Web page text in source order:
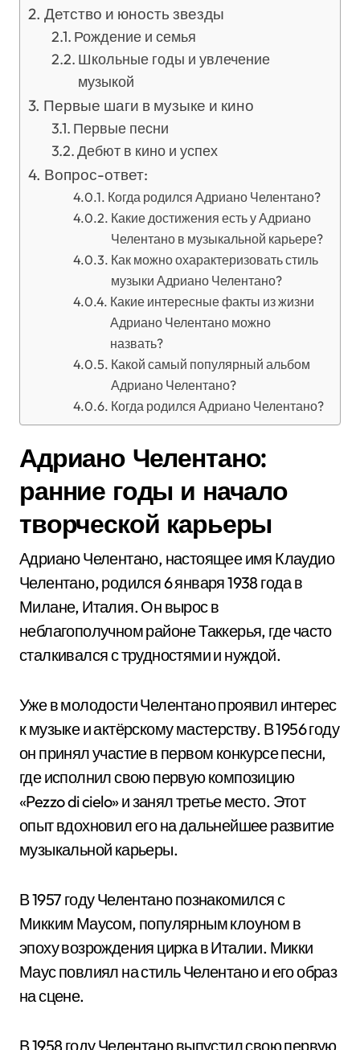
Детство и юность звезды
Рождение и семья
Школьные годы и увлечение
музыкой
Первые шаги в музыке и кино
Первые песни
Дебют в кино и успех
Вопрос-ответ:
Когда родился Адриано Челентано?
Какие достижения есть у Адриано
Челентано в музыкальной карьере?
Как можно охарактеризовать стиль
музыки Адриано Челентано?
Какие интересные факты из жизни
Адриано Челентано можно
назвать?
Какой самый популярный альбом
Адриано Челентано?
Когда родился Адриано Челентано?
Адриано Челентано:
ранние годы и начало
творческой карьеры
Адриано Челентано, настоящее имя Клаудио
Челентано, родился 6 января 1938 года в
Милане, Италия. Он вырос в
неблагополучном районе Таккерья, где часто
сталкивался с трудностями и нуждой.
Уже в молодости Челентано проявил интерес
к музыке и актёрскому мастерству. В 1956 году
он принял участие в первом конкурсе песни,
где исполнил свою первую композицию
«Pezzo di cielo» и занял третье место. Этот
опыт вдохновил его на дальнейшее развитие
музыкальной карьеры.
В 1957 году Челентано познакомился с
Микким Маусом, популярным клоуном в
эпоху возрождения цирка в Италии. Микки
Маус повлиял на стиль Челентано и его образ
на сцене.
В 1958 году Челентано выпустил свою первую